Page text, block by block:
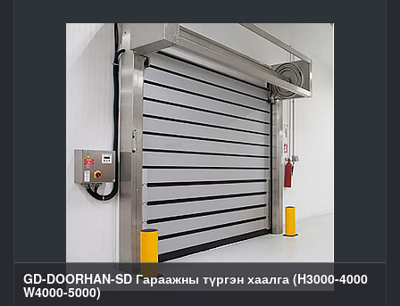
GD-DOORHAN-SD Гараажны түргэн хаалга (H3000-4000
W4000-5000)